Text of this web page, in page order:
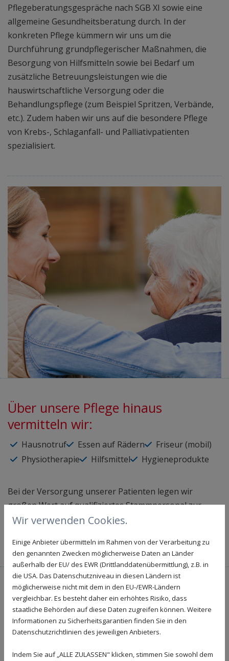
Pflegeberatungsgespräche nach SGB XI sowie eine
allgemeine Gesundheitsberatung durch. In der
konkreten Pflege kümmern wir uns um die
Durchführung grundpflegerischer Maßnahmen, die
Besorgung von Hilfsmitteln sowie bei Bedarf um
zusätzliche Betreuungsleistungen wie die
hauswirtschaftliche Versorgung oder die
Behandlungspflege (zum Beispiel Spritzen, Verbände,
etc.). Zudem haben wir uns auf die besondere Pflege
von Krebs-, Schlaganfall- und Palliativpatienten
spezialisiert.
Über unsere Pflege hinaus
vermitteln wir:
Hausnotruf Essen auf Rädern
Friseur (mobil)
Physiotherapie
Hilfsmittel Hygieneprodukte
Bei der Versorgung unserer Patienten legen wir
großen Wert auf qualifiziertes Stammpersonal zur
individuellen Pflege. Im Zuge einer fachgerechten
Angehörigen eng zusammen.
Unsere Kooperationspartner
Hier finden Sie eine Auflistung unserer langjährigen
Partner, die wir für Sie mit Sorgfalt ausgewählt haben.
Wir verwenden Cookies.
Einige Anbieter übermitteln im Rahmen von der Verarbeitung zu
den genannten Zwecken möglicherweise Daten an Länder
außerhalb der EU/ des EWR (Drittlanddatenübermittlung), z.B. in
die USA. Das Datenschutzniveau in diesen Ländern ist
möglicherweise nicht mit dem in den EU-/EWR-Ländern
vergleichbar. Es besteht daher ein erhöhtes Risiko, dass
staatliche Behörden auf diese Daten zugreifen können. Weitere
Informationen zu Sicherheitsgarantien finden Sie in den
Datenschutzrichtlinien des jeweiligen Anbieters.
Indem Sie auf „ALLE ZULASSEN" klicken, stimmen Sie sowohl dem